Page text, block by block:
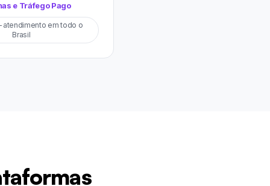
e Tráfego Pago
atendimento em todo o
Brasil